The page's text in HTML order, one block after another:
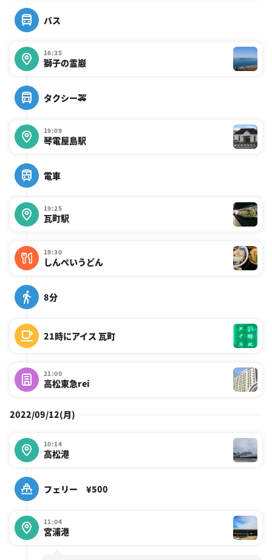
バス
16:35
獅子の霊巌
タクシー🚕
19:09
琴電屋島駅
電車
19:25
瓦町駅
19:30
しんぺいうどん
8分
21時にアイス 瓦町
21:00
高松東急rei
2022/09/12(月)
10:14
高松港
フェリー ¥500
11:04
宮浦港